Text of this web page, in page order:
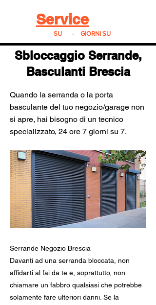
Service
SU - GIORNI SU
Sbloccaggio Serrande,
Basculanti Brescia
Quando la serranda o la porta
basculante del tuo negozio/garage non
si apre, hai bisogno di un tecnico
specializzato, 24 ore 7 giorni su 7.
Serrande Negozio Brescia
Davanti ad una serranda bloccata, non
affidarti al fai da te e, soprattutto, non
chiamare un fabbro qualsiasi che potrebbe
solamente fare ulteriori danni. Se la